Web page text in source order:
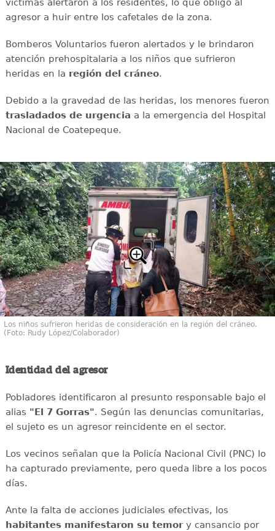
víctimas alertaron a los residentes, lo que obligó al
agresor a huir entre los cafetales de la zona.
Bomberos Voluntarios fueron alertados y le brindaron
atención prehospitalaria a los niños que sufrieron
heridas en la región del cráneo.
Debido a la gravedad de las heridas, los menores fueron
trasladados de urgencia a la emergencia del Hospital
Nacional de Coatepeque.
Los niños sufrieron heridas de consideración en la región del cráneo.
(Foto: Rudy López/Colaborador)
Identidad del agresor
Pobladores identificaron al presunto responsable bajo el
alias "El 7 Gorras". Según las denuncias comunitarias,
el sujeto es un agresor reincidente en el sector.
Los vecinos señalan que la Policía Nacional Civil (PNC) lo
ha capturado previamente, pero queda libre a los pocos
días.
Ante la falta de acciones judiciales efectivas, los
habitantes manifestaron su temory cansancio por